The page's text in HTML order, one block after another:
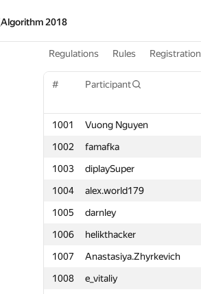
Algorithm 2018
Regulations Rules Registration
# Participant
1001 Vuong Nguyen
1002
famafka
1003
diplaySuper
1004
alex.world179
1005
darnley
1006
helikthacker
1007
Anastasiya.Zhyrkevich
1008
e_vitaliy